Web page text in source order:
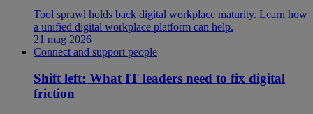
Tool sprawl holds back digital workplace maturity. Learn how
a unified digital workplace platform can help.
21 mag 2026
Connect and support people
Shift left: What IT leaders need to fix digital
friction